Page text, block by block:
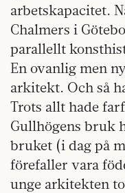
arbetskapacitet.
Chalmers i
parallellt
En ovanlig men
arkitekt. Och så
Trots allt hade
Gullhögens bruk
bruket (i dag på
förefaller vara
unge arkitekten